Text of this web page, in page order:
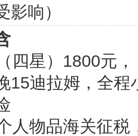
影响）
四星）1800元
15迪拉姆，全
人物品海关征